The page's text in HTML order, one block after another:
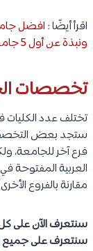
اقرأ أيضًا :
ونبذة عن أول 5 جامعات بينهم
تخصصات
تختلف عدد الكليات
ستجد بعض
فرع آخر للجامعة،
العربية المفتوحة
مقارنة بالفروع
سنتعرف الآن على كل
سنتعرف على جميع